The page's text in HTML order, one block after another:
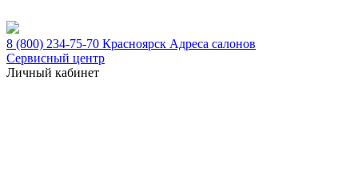
8 (800) 234-75-70 Красноярск Адреса салонов
Сервисный центр
Личный кабинет